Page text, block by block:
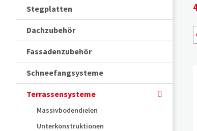
Stegplatten
Dachzubehör
Fassadenzubehör
Schneefangsysteme
Terrassensysteme
Massivbodendielen
Unterkonstruktionen